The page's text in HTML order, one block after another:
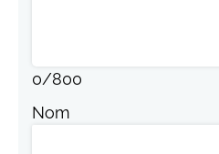
0/800
Nom